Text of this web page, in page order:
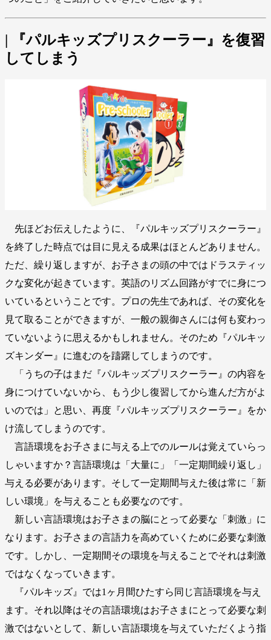
| 『パルキッズプリスクーラー』を復習
してしまう
先ほどお伝えしたように、『パルキッズプリスクーラー』
を終了した時点では目に見える成果はほとんどありません。
ただ、繰り返しますが、お子さまの頭の中ではドラスティッ
クな変化が起きています。英語のリズム回路がすでに身につ
いているということです。プロの先生であれば、その変化を
見て取ることができますが、一般の親御さんには何も変わっ
ていないように思えるかもしれません。そのため『パルキッ
ズキンダー』に進むのを躊躇してしまうのです。
「うちの子はまだ『パルキッズプリスクーラー』の内容を
身につけていないから、もう少し復習してから進んだ方がよ
いのでは」と思い、再度『パルキッズプリスクーラー』をか
け流してしまうのです。
言語環境をお子さまに与える上でのルールは覚えていらっ
しゃいますか？言語環境は「大量に」「一定期間繰り返し」
与える必要があります。そして一定期間与えた後は常に「新
しい環境」を与えることも必要なのです。
新しい言語環境はお子さまの脳にとって必要な「刺激」に
なります。お子さまの言語力を高めていくために必要な刺激
です。しかし、一定期間その環境を与えることでそれは刺激
ではなくなっていきます。
『パルキッズ』では1ヶ月間ひたすら同じ言語環境を与え
ます。それ以降はその言語環境はお子さまにとって必要な刺
激ではないとして、新しい言語環境を与えていただくよう指